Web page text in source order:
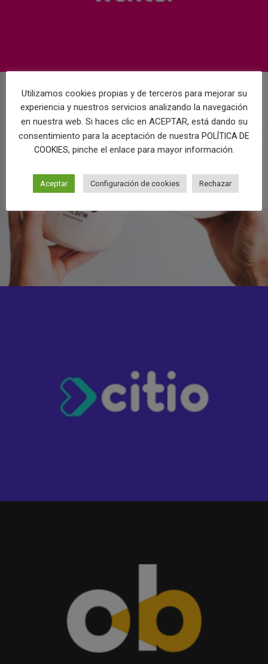
Utilizamos cookies propias y de terceros para mejorar su
experiencia y nuestros servicios analizando la navegación
en nuestra web. Si haces clic en ACEPTAR, está dando su
consentimiento para la aceptación de nuestra POLÍTICA DE
COOKIES, pinche el enlace para mayor información.
Aceptar Configuración de cookies Rechazar